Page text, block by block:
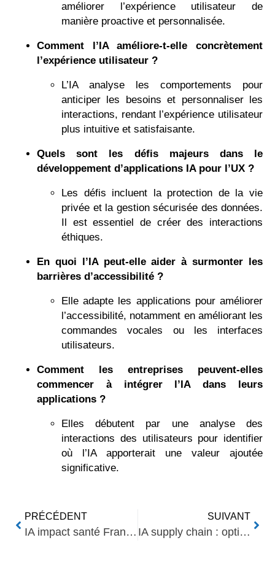
améliorer l’expérience utilisateur de
manière proactive et personnalisée.
Comment l’IA améliore-t-elle concrètement
l’expérience utilisateur ?
L’IA analyse les comportements pour
anticiper les besoins et personnaliser les
interactions, rendant l’expérience utilisateur
plus intuitive et satisfaisante.
Quels sont les défis majeurs dans le
développement d’applications IA pour l’UX ?
Les défis incluent la protection de la vie
privée et la gestion sécurisée des données.
Il est essentiel de créer des interactions
éthiques.
En quoi l’IA peut-elle aider à surmonter les
barrières d’accessibilité ?
Elle adapte les applications pour améliorer
l’accessibilité, notamment en améliorant les
commandes vocales ou les interfaces
utilisateurs.
Comment les entreprises peuvent-elles
commencer à intégrer l’IA dans leurs
applications ?
Elles débutent par une analyse des
interactions des utilisateurs pour identifier
où l’IA apporterait une valeur ajoutée
significative.
PRÉCÉDENT
IA impact santé France : Avancées et défis
SUIVANT
IA supply chain : optimisation pour logisticiens